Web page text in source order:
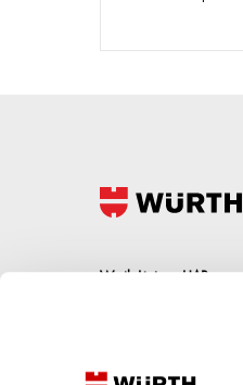
Wurth Lietuva UAB